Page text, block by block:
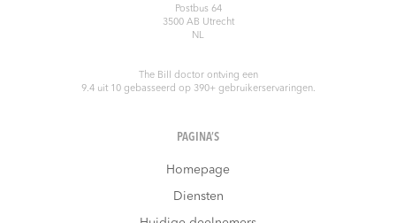
Postbus 64
3500 AB Utrecht
NL
The Bill doctorontving een
9.4uit 10gebasseerd op 390+ gebruikerservaringen.
PAGINA’S
Homepage
Diensten